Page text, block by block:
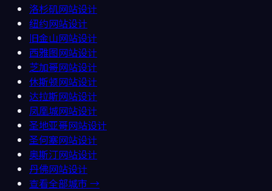
洛杉矶网站设计
纽约网站设计
旧金山网站设计
西雅图网站设计
芝加哥网站设计
休斯顿网站设计
达拉斯网站设计
凤凰城网站设计
圣地亚哥网站设计
圣何塞网站设计
奥斯汀网站设计
丹佛网站设计
查看全部城市 →